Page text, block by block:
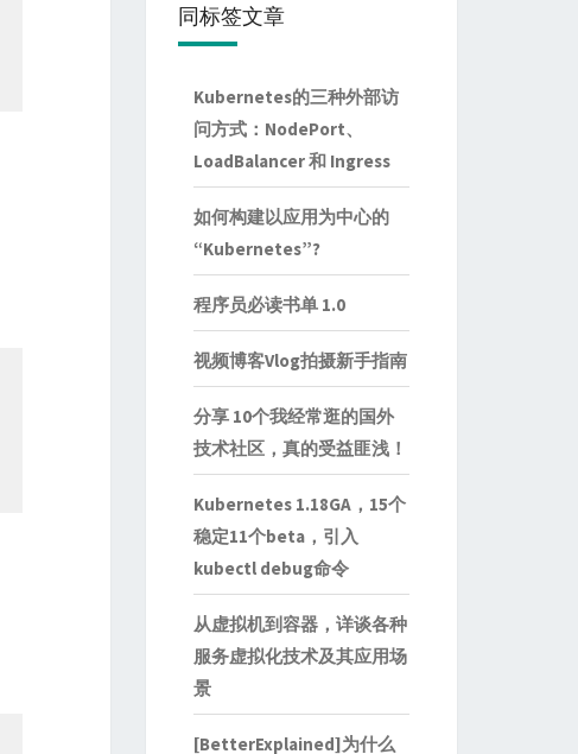
同标签文章
Kubernetes的三种外部访
问方式：NodePort、
LoadBalancer 和 Ingress
如何构建以应用为中心的
“Kubernetes”?
程序员必读书单 1.0
视频博客Vlog拍摄新手指南
分享 10个我经常逛的国外
技术社区，真的受益匪浅！
Kubernetes 1.18GA，15个
稳定11个beta，引入
kubectl debug命令
从虚拟机到容器，详谈各种
服务虚拟化技术及其应用场
景
[BetterExplained]为什么